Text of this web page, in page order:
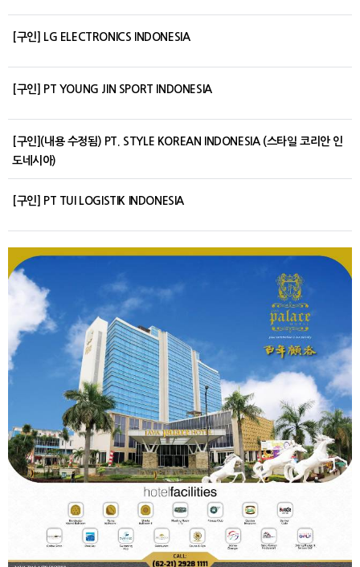
[구인] LG ELECTRONICS INDONESIA
[구인] PT YOUNG JIN SPORT INDONESIA
[구인](내용 수정됨) PT. STYLE KOREAN INDONESIA (스타일 코리안 인
도네시아)
[구인] PT TUI LOGISTIK INDONESIA